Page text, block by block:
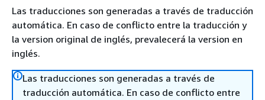
Las traducciones son generadas a través de traducción
automática. En caso de conflicto entre la traducción y
la version original de inglés, prevalecerá la version en
inglés.
Las traducciones son generadas a través de
traducción automática. En caso de conflicto entre